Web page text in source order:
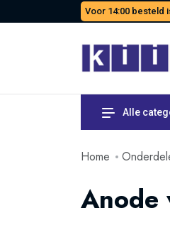
Voor 14:00 besteld
Alle
Home
Anode